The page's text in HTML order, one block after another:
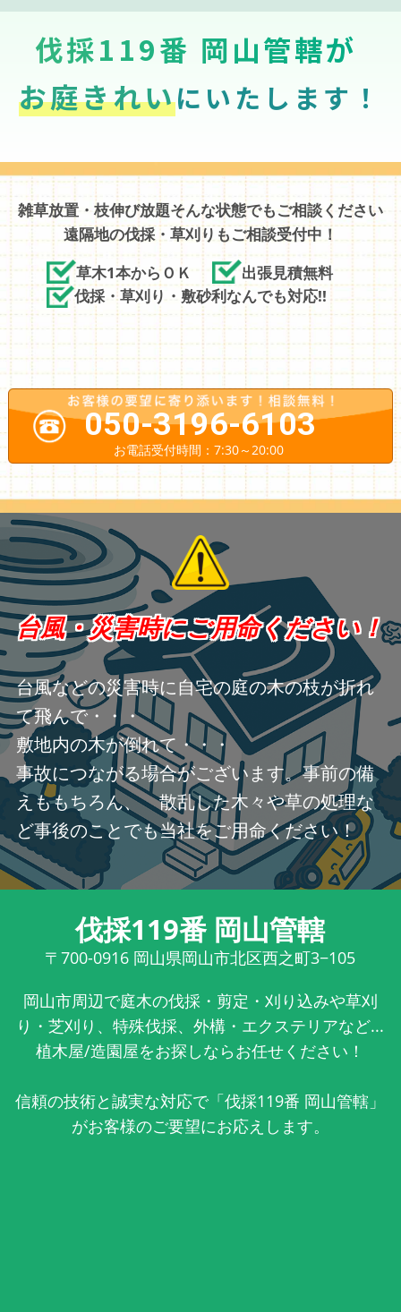
伐採119番 岡山管轄が
お庭きれいにいたします！
雑草放置・枝伸び放題そんな状態でもご相談ください
遠隔地の伐採・草刈りもご相談受付中！
草木1本からＯＫ
出張見積無料
伐採・草刈り・敷砂利なんでも対応!!
050-3196-6103
お電話受付時間：7:30～20:00
台風・災害時にご用命ください！
台風などの災害時に自宅の庭の木の枝が折れ
て飛んで・・・
敷地内の木が倒れて・・・
事故につながる場合がございます。事前の備
えももちろん、 散乱した木々や草の処理な
ど事後のことでも当社をご用命ください！
伐採119番 岡山管轄
〒700-0916 岡山県岡山市北区西之町3−105
岡山市周辺で庭木の伐採・剪定・刈り込みや草刈
り・芝刈り、特殊伐採、外構・エクステリアなど...
植木屋/造園屋をお探しならお任せください！
信頼の技術と誠実な対応で「伐採119番 岡山管轄」
がお客様のご要望にお応えします。